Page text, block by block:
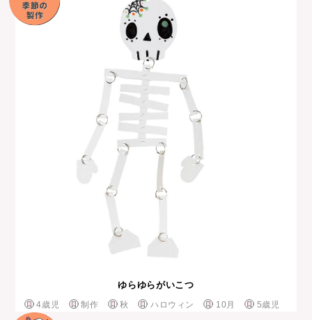
ゆらゆらがいこつ
4歳児 制作 秋 ハロウィン 10月 5歳児